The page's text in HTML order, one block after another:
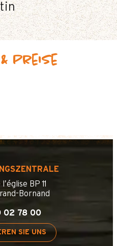
Preise
BP 11
Bornand
02 78 00
SIE UNS